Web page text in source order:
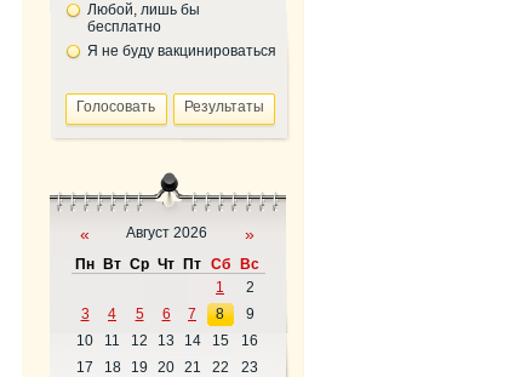
Любой, лишь бы
бесплатно
Я не буду вакцинироваться
« Август 2026 »
Пн Вт Ср Чт Пт Сб
Вс
1
2
3
4 5 6 7 8
9
10
11 12 13 14 15
16
17
18 19 20 21 22
23